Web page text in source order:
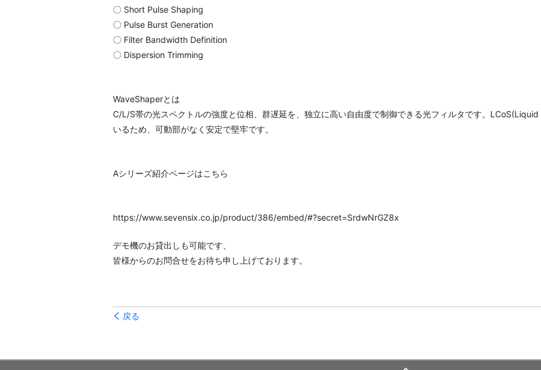
〇 Short Pulse Shaping
〇 Pulse Burst Generation
〇 Filter Bandwidth Definition
〇 Dispersion Trimming
WaveShaperとは
C/L/S帯の光スペクトルの強度と位相、群遅延を、独立に高い自由度で制御できる光フィルタです。
いるため、可動部がなく安定で堅牢です。
Aシリーズ紹介ページはこちら
https://www.sevensix.co.jp/product/386/embed/#?secret=SrdwNrGZ8x
デモ機のお貸出しも可能です、
皆様からのお問合せをお待ち申し上げております。
戻る